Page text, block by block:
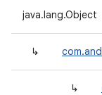
java.lang.Object
↳
↳